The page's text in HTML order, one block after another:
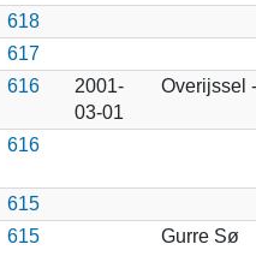
618
617
616
2001-
03-01
Overijssel
616
615
615 Gurre Sø